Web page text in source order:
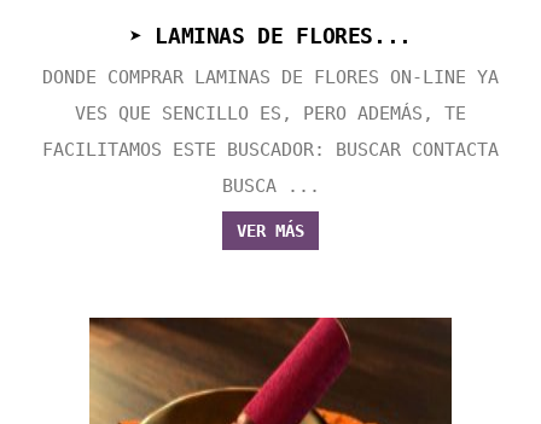
➤ LAMINAS DE FLORES...
DONDE COMPRAR LAMINAS DE FLORES ON-LINE YA
VES QUE SENCILLO ES, PERO ADEMÁS, TE
FACILITAMOS ESTE BUSCADOR: BUSCAR CONTACTA
BUSCA ...
VER MÁS